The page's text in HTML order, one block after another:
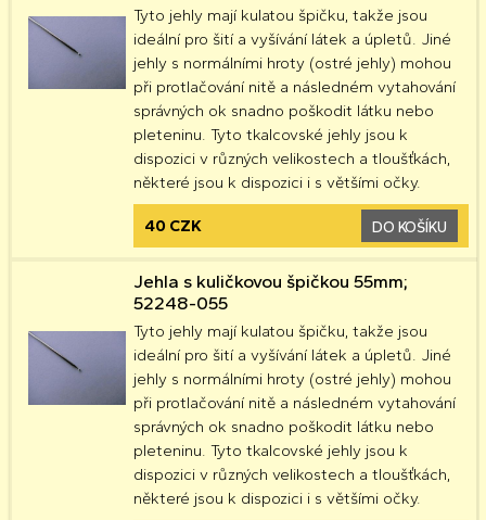
Tyto jehly mají kulatou špičku, takže jsou
ideální pro šití a vyšívání látek a úpletů. Jiné
jehly s normálními hroty (ostré jehly) mohou
při protlačování nitě a následném vytahování
správných ok snadno poškodit látku nebo
pleteninu. Tyto tkalcovské jehly jsou k
dispozici v různých velikostech a tloušťkách,
některé jsou k dispozici i s většími očky.
40 CZK DO KOŠÍKU
Jehla s kuličkovou špičkou 55mm;
52248-055
Tyto jehly mají kulatou špičku, takže jsou
ideální pro šití a vyšívání látek a úpletů. Jiné
jehly s normálními hroty (ostré jehly) mohou
při protlačování nitě a následném vytahování
správných ok snadno poškodit látku nebo
pleteninu. Tyto tkalcovské jehly jsou k
dispozici v různých velikostech a tloušťkách,
některé jsou k dispozici i s většími očky.